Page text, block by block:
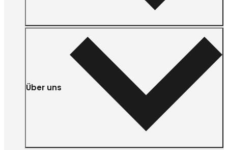
Über uns